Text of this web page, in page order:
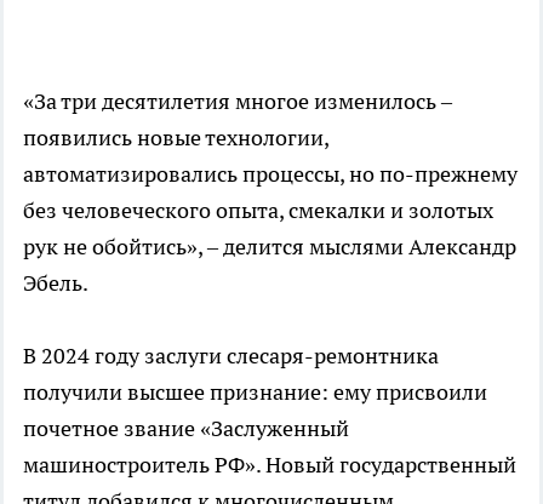
«За три десятилетия многое изменилось –
появились новые технологии,
автоматизировались процессы, но по-прежнему
без человеческого опыта, смекалки и золотых
рук не обойтись», – делится мыслями Александр
Эбель.
В 2024 году заслуги слесаря-ремонтника
получили высшее признание: ему присвоили
почетное звание «Заслуженный
машиностроитель РФ». Новый государственный